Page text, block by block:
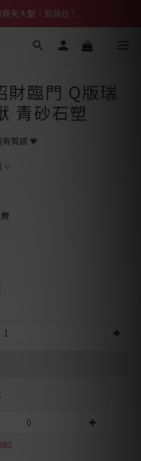
寶物幫你財運「轉」進來
天大聖｜到貨拉！
財臨門 Q版瑞
青砂石塑
質感 💗